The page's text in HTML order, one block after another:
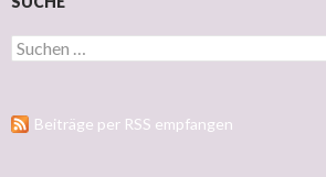
Suchen nach:
Beiträge per RSS empfangen